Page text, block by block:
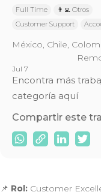
Full Time
👨‍💻 Otros
Customer Support
México, Chile,
Jul 7
Encontra más
categoría aquí
Compartir este
📌 Rol: Customer